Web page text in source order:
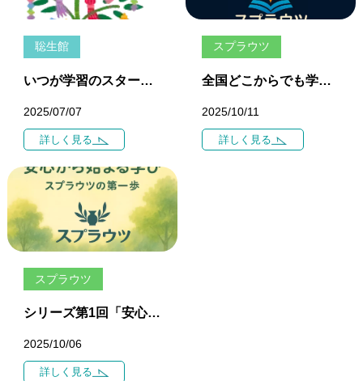
聡生館
いつが学習のスタートラインだと思いますか。
2025/07/07
詳しく見る
スプラウツ
全国どこからでも学べる — スプラウツ・バーチャルフリースクール 11月開校のお知らせ 家庭とオンラインをつなぐ、新しい不登校支援・学びの仕組み
2025/10/11
詳しく見る
スプラウツ
シリーズ第1回「安心から始まる学び — スプラウツの第一歩」
2025/10/06
詳しく見る